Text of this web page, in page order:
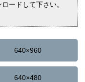
ードして下さい。
640×960
640×480